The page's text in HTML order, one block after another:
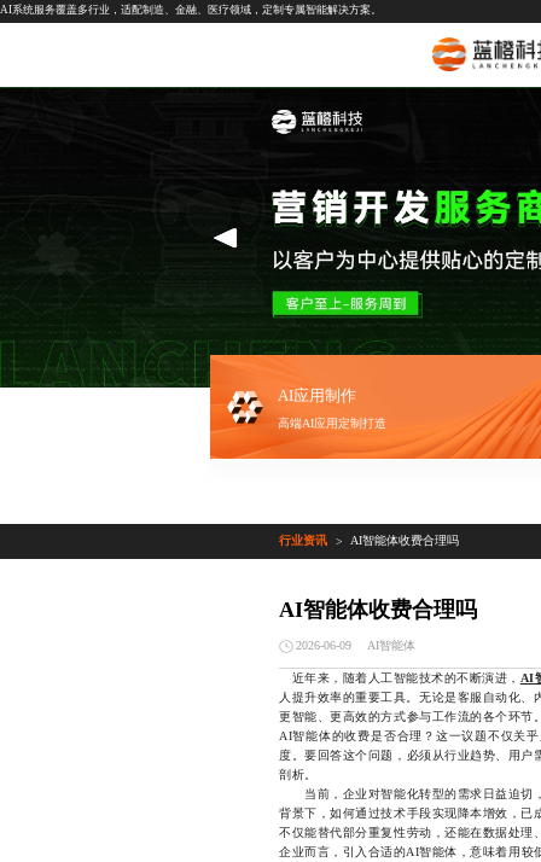
AI系统服务覆盖多行业，适配制造、金融、医疗领域，定制专属智能解决方案。
AI应用制作
高端AI应用定制打造
行业资讯 > AI智能体收费合理吗
AI智能体收费合理吗
2026-06-09 AI智能体
近年来，随着人工智能技术的不断演进， AI
人提升效率的重要工具。无论是客服自动化
更智能、更高效的方式参与工作流的各个环
AI智能体的收费是否合理？这一议题不仅关
度。要回答这个问题，必须从行业趋势、用
剖析。
当前，企业对智能化转型的需求日益迫切
背景下，如何通过技术手段实现降本增效，
不仅能替代部分重复性劳动，还能在数据处
企业而言，引入合适的AI智能体，意味着用较